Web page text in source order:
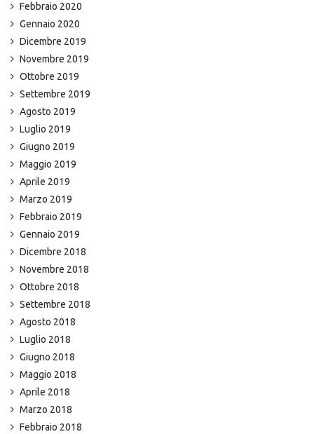
Febbraio 2020
Gennaio 2020
Dicembre 2019
Novembre 2019
Ottobre 2019
Settembre 2019
Agosto 2019
Luglio 2019
Giugno 2019
Maggio 2019
Aprile 2019
Marzo 2019
Febbraio 2019
Gennaio 2019
Dicembre 2018
Novembre 2018
Ottobre 2018
Settembre 2018
Agosto 2018
Luglio 2018
Giugno 2018
Maggio 2018
Aprile 2018
Marzo 2018
Febbraio 2018